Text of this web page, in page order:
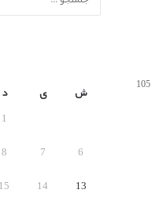
105
ش
ی د
1
6
7
8
13
14
15